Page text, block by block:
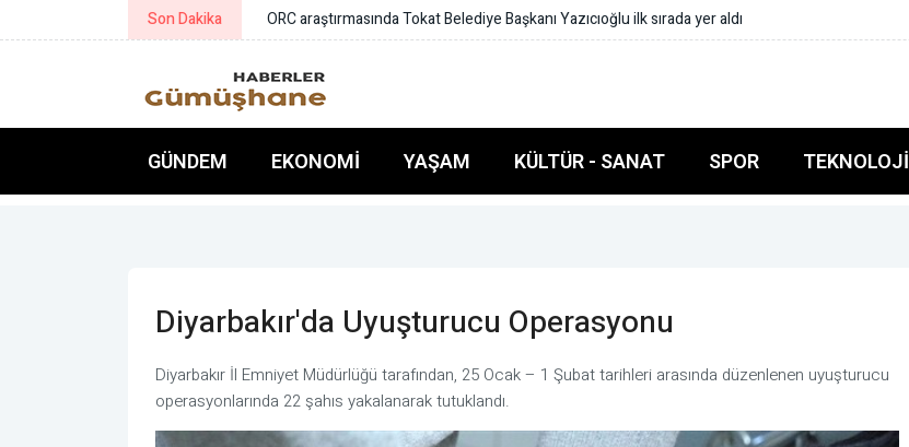
Son Dakika AFAD ile Gaziantep Büyükşehir Belediyesi arasında Deprem Müzesi protokolü imzalandı
GÜNDEM EKONOMI YAŞAM KÜLTÜR - SANAT SPOR TEKNOLOJI
Diyarbakır'da Uyuşturucu Operasyonu
Diyarbakır İl Emniyet Müdürlüğü tarafından, 25 Ocak – 1 Şubat tarihleri arasında düzenlenen uyuşturucu
operasyonlarında 22 şahıs yakalanarak tutuklandı.